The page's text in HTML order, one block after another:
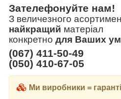
Зателефонуйте нам!
З величезного
найкращий матеріал
конкретно для Ваших
(067) 411-50-49
(050) 410-67-05
Ми виробники =